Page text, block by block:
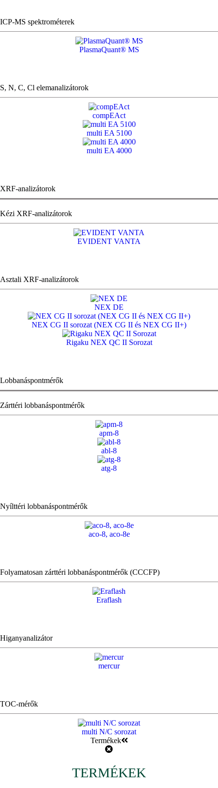
ICP-MS spektrométerek
PlasmaQuant® MS
S, N, C, Cl elemanalizátorok
compEAct
multi EA 5100
multi EA 4000
XRF-analizátorok
Kézi XRF-analizátorok
EVIDENT VANTA
Asztali XRF-analizátorok
NEX DE
NEX CG II sorozat (NEX CG II és NEX CG II+)
Rigaku NEX QC II Sorozat
Lobbanáspontmérők
Zárttéri lobbanáspontmérők
apm-8
abl-8
atg-8
Nyílttéri lobbanáspontmérők
aco-8, aco-8e
Folyamatosan zárttéri lobbanáspontmérők (CCCFP)
Eraflash
Higanyanalizátor
mercur
TOC-mérők
multi N/C sorozat
Termékek
TERMÉKEK